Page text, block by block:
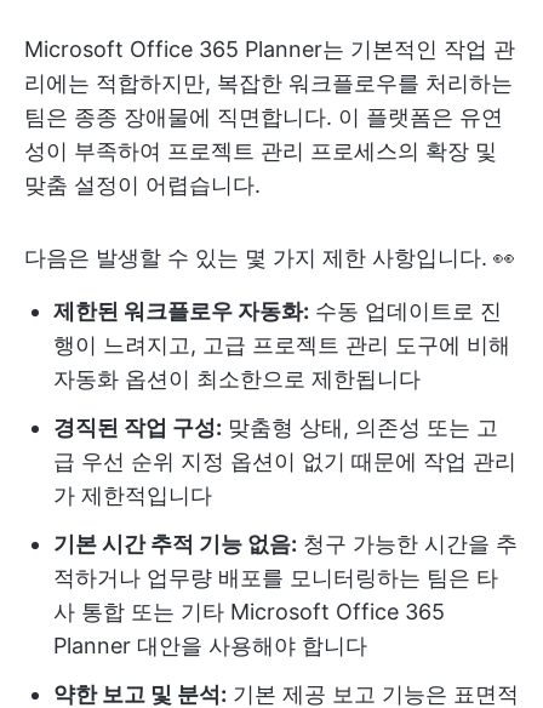
Microsoft Office 365 Planner는 기본적인 작업 관
리에는 적합하지만, 복잡한 워크플로우를 처리하는
팀은 종종 장애물에 직면합니다. 이 플랫폼은 유연
성이 부족하여 프로젝트 관리 프로세스의 확장 및
맞춤 설정이 어렵습니다.
다음은 발생할 수 있는 몇 가지 제한 사항입니다. 👀
제한된 워크플로우 자동화: 수동 업데이트로 진
행이 느려지고, 고급 프로젝트 관리 도구에 비해
자동화 옵션이 최소한으로 제한됩니다
경직된 작업 구성: 맞춤형 상태, 의존성 또는 고
급 우선 순위 지정 옵션이 없기 때문에 작업 관리
가 제한적입니다
기본 시간 추적 기능 없음: 청구 가능한 시간을 추
적하거나 업무량 배포를 모니터링하는 팀은 타
사 통합 또는 기타 Microsoft Office 365
Planner 대안을 사용해야 합니다
약한 보고 및 분석: 기본 제공 보고 기능은 표면적